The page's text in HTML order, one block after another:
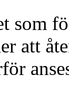
som
att